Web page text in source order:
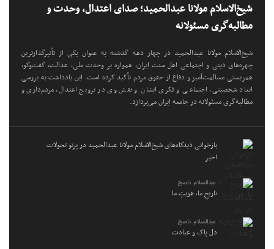
شیخ‌الاسلام مولانا عبدالحمید؛ صدای اعتدال، وحدت و
مطالبه‌گری مسئولانه
شیخ‌الاسلام مولانا عبدالحمید در چهار دهه گذشته به عنوان یکی از تأثیرگذارترین
چهره‌های دینی و اجتماعی اهل سنت ایران، همواره بر وحدت ملی، عدالت، گفت‌وگو،
همزیستی مسالمت‌آمیز و دفاع از حقوق مردم تأکید کرده است. این یادداشت به بررسی
ابعاد شخصیتی، اجتماعی و فکری ایشان و نقش وی در ترویج اعتدال، مردم‌داری و
مطالبه‌گری مسئولانه در جامعه ایران می‌پردازد.
بازخوانی دیدگاه‌های شیخ‌الاسلام مولانا عبدالحمید در پرتو تحولات
اخیر
عبدالسلام ناصح
تاریخِ ما، هویتِ ما
عبدالسلام ناصح
دل پاک و عبادت